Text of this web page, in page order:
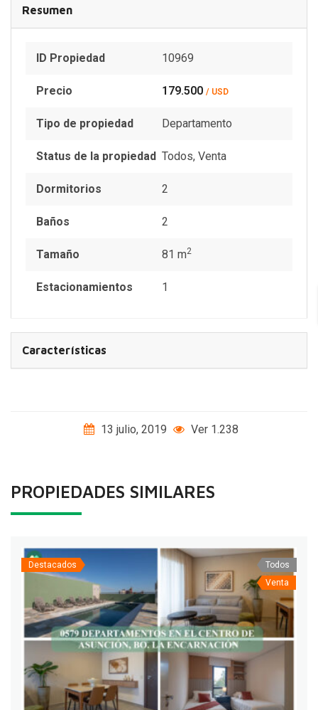
Resumen
ID Propiedad 10969
Precio 179.500 / USD
Tipo de propiedad Departamento
Status de la propiedad Todos, Venta
Dormitorios 2
Baños 2
Tamaño 81 m2
Estacionamientos 1
Características
13 julio, 2019 Ver 1.238
PROPIEDADES SIMILARES
Destacados
Todos
Venta